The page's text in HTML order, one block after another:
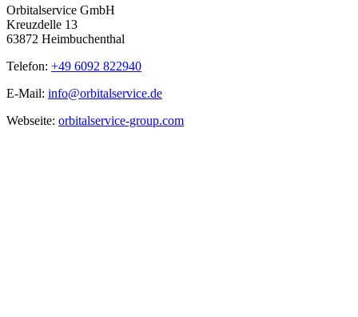
Orbitalservice GmbH
Kreuzdelle 13
63872 Heimbuchenthal
Telefon: +49 6092 822940
E-Mail: info@orbitalservice.de
Webseite: orbitalservice-group.com